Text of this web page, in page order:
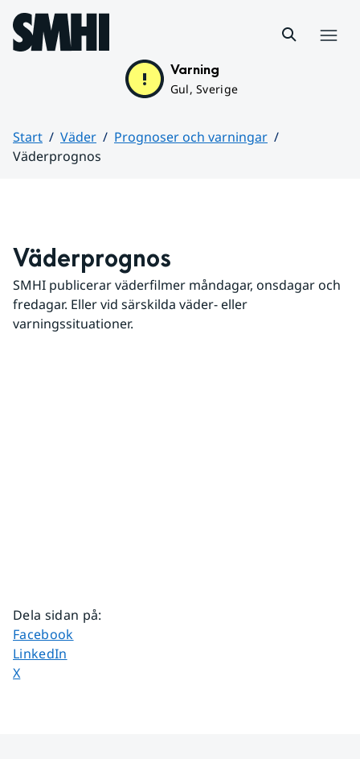
Hoppa till sidans innehåll
Varning
Gul, Sverige
Start Väder
Prognoser och varningar
Väderprognos
Väderprognos
SMHI publicerar väderfilmer måndagar, onsdagar och
fredagar. Eller vid särskilda väder- eller
varningssituationer.
Dela sidan på:
Dela sidan på
Facebook
Dela sidan på
LinkedIn
Dela sidan på
X